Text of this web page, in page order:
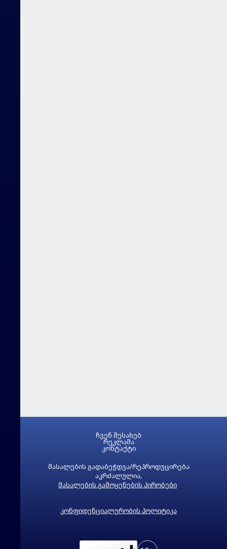
მასალების გადაბეჭდვა/რეპროდუცირება
აკრძალულია,
მასალების გამოყენების პირობები
კონფიდენციალურობის პოლიტიკა
ჩვენ შესახებ
რეკლამა
კონტაქტი